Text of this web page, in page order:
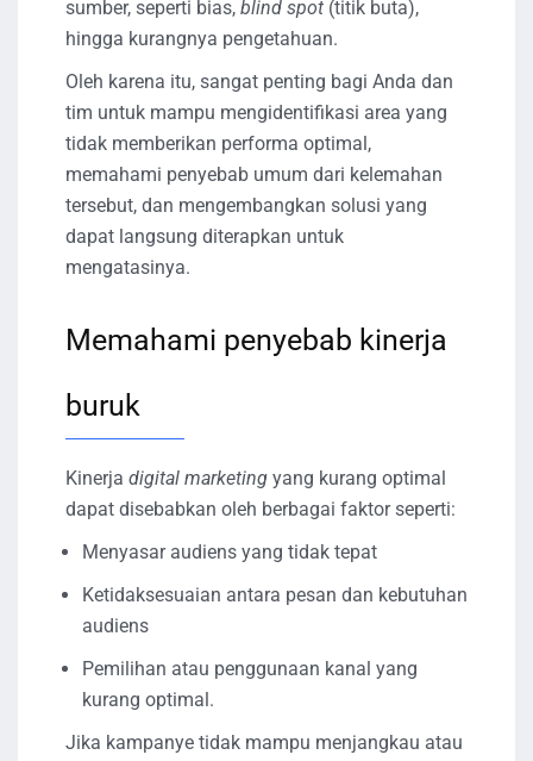
sumber, seperti bias, blind spot (titik buta),
hingga kurangnya pengetahuan.
Oleh karena itu, sangat penting bagi Anda dan
tim untuk mampu mengidentifikasi area yang
tidak memberikan performa optimal,
memahami penyebab umum dari kelemahan
tersebut, dan mengembangkan solusi yang
dapat langsung diterapkan untuk
mengatasinya.
Memahami penyebab kinerja
buruk
Kinerja digital marketing yang kurang optimal
dapat disebabkan oleh berbagai faktor seperti:
Menyasar audiens yang tidak tepat
Ketidaksesuaian antara pesan dan kebutuhan
audiens
Pemilihan atau penggunaan kanal yang
kurang optimal.
Jika kampanye tidak mampu menjangkau atau